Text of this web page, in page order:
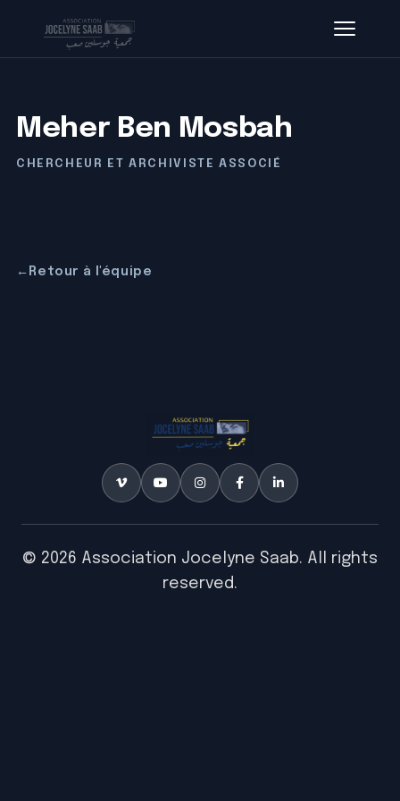
Meher Ben Mosbah
CHERCHEUR ET ARCHIVISTE ASSOCIÉ
← Retour à l'équipe
© 2026 Association Jocelyne Saab. All rights
reserved.